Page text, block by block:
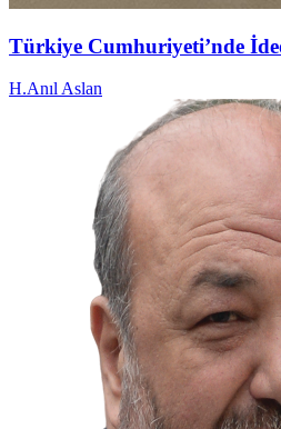
Türkiye Cumhuriyeti’nde
H.Anıl Aslan